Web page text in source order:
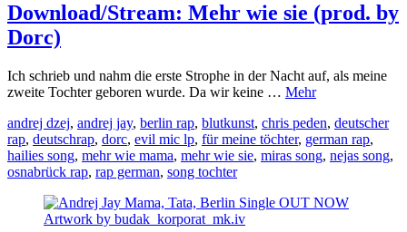
Download/Stream: Mehr wie sie (prod. by
Dorc)
Ich schrieb und nahm die erste Strophe in der Nacht auf, als meine
zweite Tochter geboren wurde. Da wir keine … Mehr
andrej dzej, andrej jay, berlin rap, blutkunst, chris peden, deutscher
rap, deutschrap, dorc, evil mic lp, für meine töchter, german rap,
hailies song, mehr wie mama, mehr wie sie, miras song, nejas song,
osnabrück rap, rap german, song tochter